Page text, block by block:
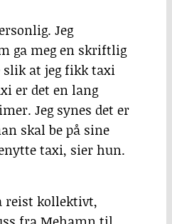
Jeg
ga meg en skriftlig
slik at jeg fikk taxi
er det en lang
Jeg synes det er
skal be på sine
taxi, sier hun.
reist kollektivt,